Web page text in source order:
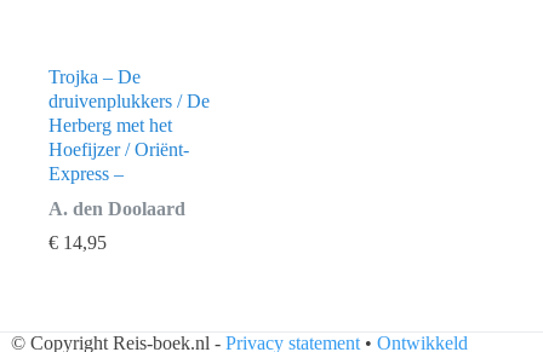
Trojka – De
druivenplukkers / De
Herberg met het
Hoefijzer / Oriënt-
Express –
A. den Doolaard
€ 14,95
© Copyright Reis-boek.nl - Privacy statement • Ontwikkeld